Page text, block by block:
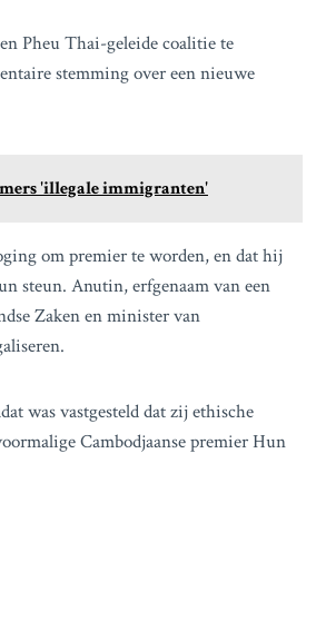
Pheu Thai-geleide coalitie te
stemming over een nieuwe
'illegale immigranten'
om premier te worden, en dat hij
steun. Anutin, erfgenaam van een
Zaken en minister van
was vastgesteld dat zij ethische
Cambodjaanse premier Hun